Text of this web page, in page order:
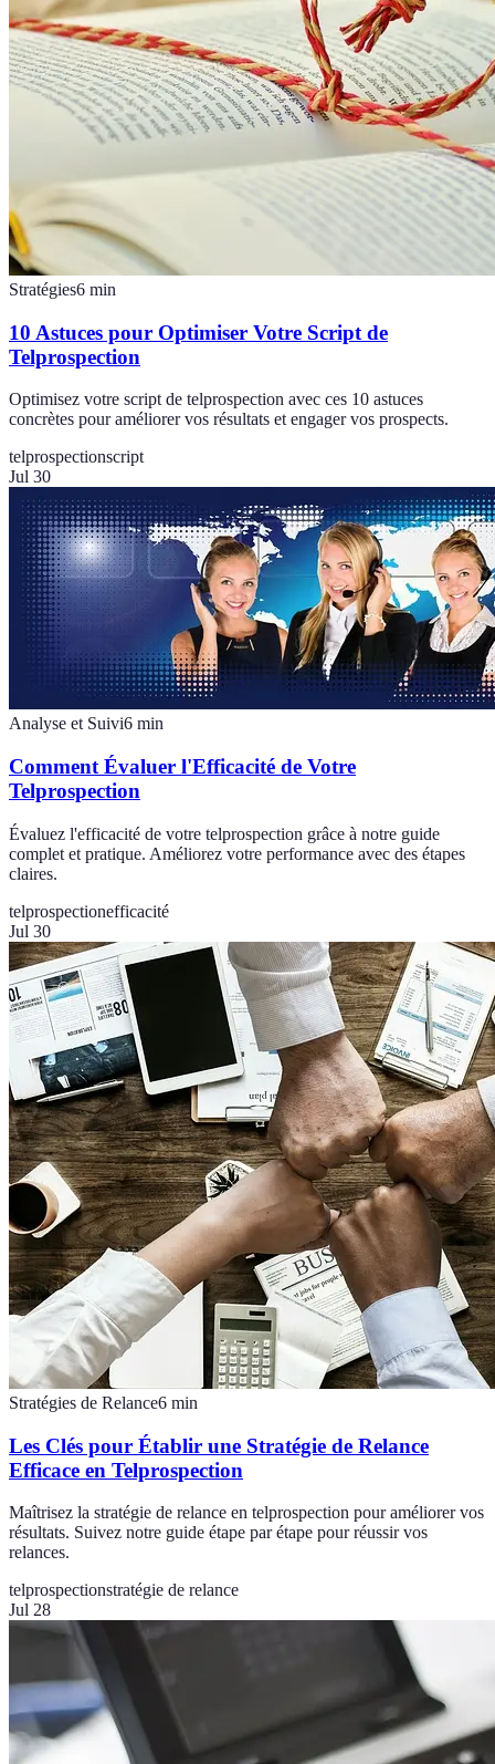
Stratégies6 min
10 Astuces pour Optimiser Votre Script de
Telprospection
Optimisez votre script de telprospection avec ces 10 astuces
concrètes pour améliorer vos résultats et engager vos prospects.
telprospectionscript
Jul 30
Analyse et Suivi6 min
Comment Évaluer l'Efficacité de Votre
Telprospection
Évaluez l'efficacité de votre telprospection grâce à notre guide
complet et pratique. Améliorez votre performance avec des étapes
claires.
telprospectionefficacité
Jul 30
Stratégies de Relance6 min
Les Clés pour Établir une Stratégie de Relance
Efficace en Telprospection
Maîtrisez la stratégie de relance en telprospection pour améliorer vos
résultats. Suivez notre guide étape par étape pour réussir vos
relances.
telprospectionstratégie de relance
Jul 28